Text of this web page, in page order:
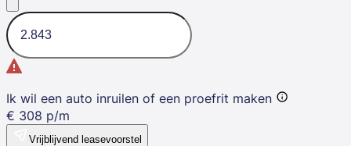
Ik wil een auto inruilen of een proefrit maken
€ 308 p/m
Vrijblijvend leasevoorstel